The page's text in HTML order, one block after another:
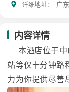
详细地址： 广
内容详情
本酒店位于中
站等仅十分钟路
力为你提供尽善